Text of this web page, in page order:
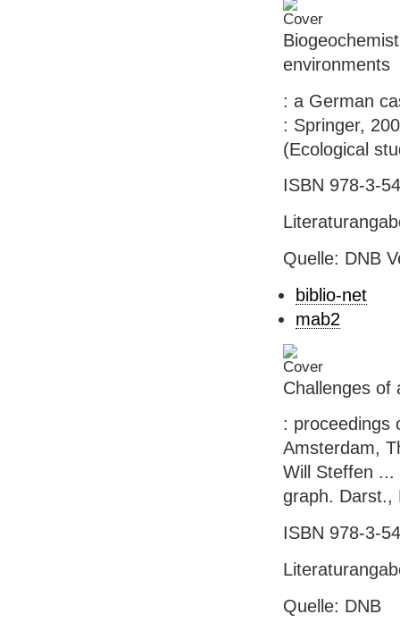
environments
: a German
: Springer,
(Ecological
ISBN 978-3-
Quelle: DNB
biblio-net
mab2
Challenges of
: proceedings
Amsterdam,
Will Steffen
graph. Darst.,
ISBN 978-3-
Quelle: DNB